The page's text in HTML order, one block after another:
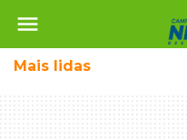
menu
Mais lidas